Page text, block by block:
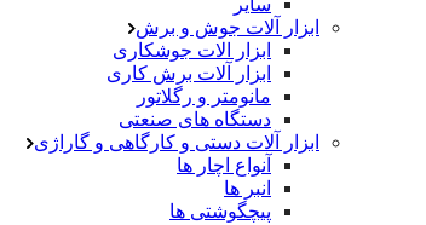
سایر
ابزار آلات جوش و برش
ابزار الات جوشکاری
ابزار آلات برش کاری
مانومتر و رگلاتور
دستگاه های صنعتی
ابزار آلات دستی و کارگاهی و گاراژی
آنواع اچار ها
انبر ها
پیچگوشتی ها